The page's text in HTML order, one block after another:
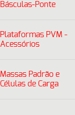
Básculas-Ponte
Plataformas PVM -
Acessórios
Massas Padrão e
Células de Carga